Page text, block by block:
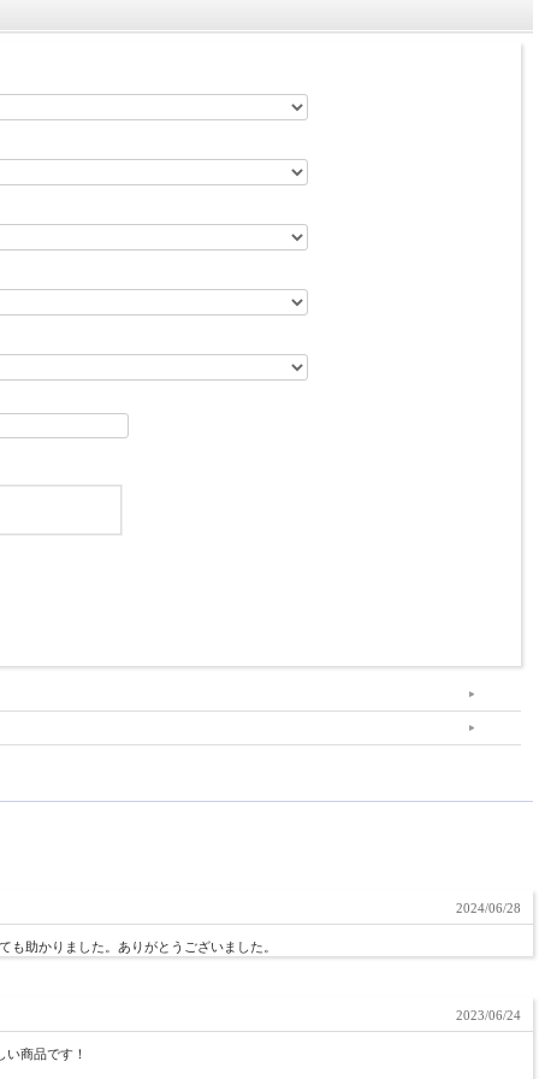
2024/06/28
助かりました。ありがとうございました。
2023/06/24
商品です！